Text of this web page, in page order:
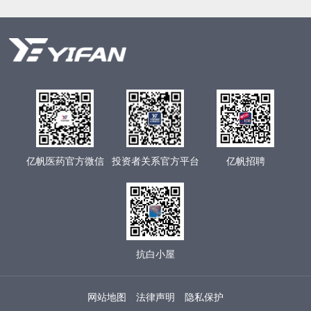
亿帆医药官方微信 投资者关系官方平台 亿帆招聘
抗白小屋
网站地图 法律声明 隐私保护